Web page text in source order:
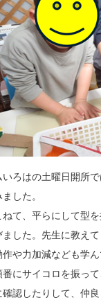
ろはの土曜日開所
した。
て、平らにして型
した。先生に教え
や力加減なども学ん
にサイコロを振っ
認したりして、仲